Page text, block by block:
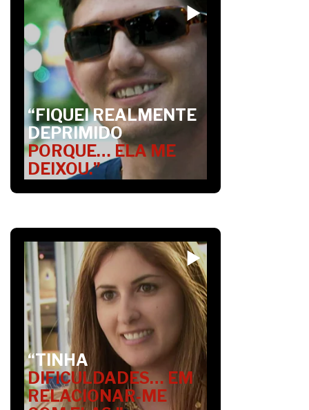
“FIQUEI REALMENTE
DEPRIMIDO
PORQUE… ELA ME
DEIXOU.”
“TINHA
DIFICULDADES… EM
RELACIONAR‑ME